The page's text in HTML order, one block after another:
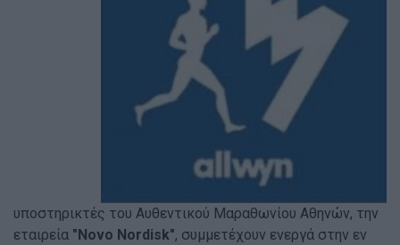
υποστηρικτές του Αυθεντικού Μαραθωνίου Αθηνών, την
εταιρεία "Novo Nordisk", συμμετέχουν ενεργά στην εν